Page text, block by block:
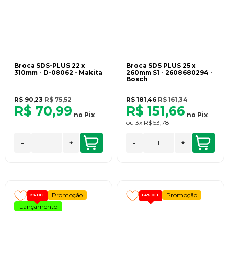
Broca SDS-PLUS 22 x
310mm - D-08062 - Makita
R$ 90,23R$ 75,52
R$ 70,99 no Pix
- +
Broca SDS PLUS 25 x
260mm S1 - 2608680294 -
Bosch
R$ 181,46R$ 161,34
R$ 151,66 no Pix
ou 3x R$ 53,78
- +
2% OFF
Promoção
Lançamento
64% OFF Promoção